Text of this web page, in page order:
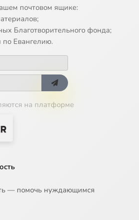
почтовом ящике:
Благотворительного фонда;
Евангелию.
на платформе
— помочь нуждающимся